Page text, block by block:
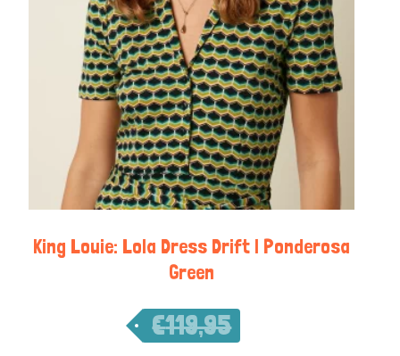
King Louie: Lola Dress Drift | Ponderosa
Green
€119,95